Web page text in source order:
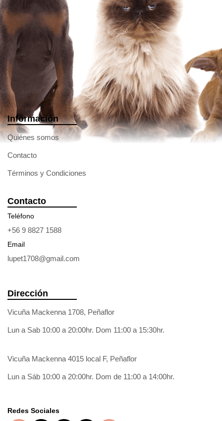
Información
Quiénes somos
Contacto
Términos y Condiciones
Contacto
Teléfono
+56 9 8827 1588
Email
lupet1708@gmail.com
Dirección
Vicuña Mackenna 1708, Peñaflor
Lun a Sab 10:00 a 20:00hr. Dom 11:00 a 15:30hr.
Vicuña Mackenna 4015 local F, Peñaflor
Lun a Sáb 10:00 a 20:00hr. Dom de 11:00 a 14:00hr.
Redes Sociales